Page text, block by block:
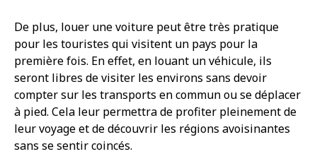
De plus, louer une voiture peut être très pratique
pour les touristes qui visitent un pays pour la
première fois. En effet, en louant un véhicule, ils
seront libres de visiter les environs sans devoir
compter sur les transports en commun ou se déplacer
à pied. Cela leur permettra de profiter pleinement de
leur voyage et de découvrir les régions avoisinantes
sans se sentir coincés.